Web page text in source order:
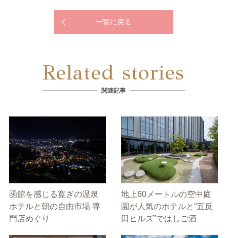
一覧に戻る
Related stories
関連記事
函館を感じる寛ぎの温泉
ホテルと朝の自由市場 専
門店めぐり
地上60メートルの空中庭
園が人気のホテルと“五反
田ヒルズ”ではしご酒